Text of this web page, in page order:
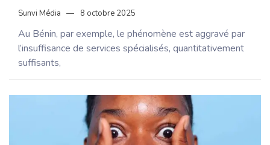
Sunvi Média 8 octobre 2025
Au Bénin, par exemple, le phénomène est aggravé par
l’insuffisance de services spécialisés, quantitativement
suffisants,